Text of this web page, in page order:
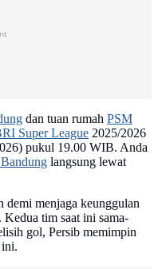
dan tuan rumah PSM
Super League 2025/2026
pukul 19.00 WIB. Anda
langsung lewat
demi menjaga keunggulan
Kedua tim saat ini sama-
gol, Persib memimpin
ini.